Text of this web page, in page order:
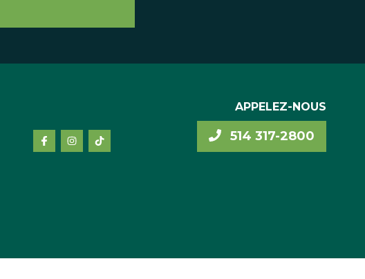
APPELEZ-NOUS
514 317-2800